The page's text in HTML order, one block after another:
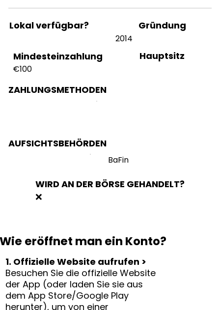
Lokal verfügbar? Gründung
2014
Mindesteinzahlung
€100
Hauptsitz
ZAHLUNGSMETHODEN
AUFSICHTSBEHÖRDEN
BaFin
WIRD AN DER BÖRSE GEHANDELT?
❌
Wie eröffnet man ein Konto?
1. Offizielle Website aufrufen >
Besuchen Sie die offizielle Website
der App (oder laden Sie sie aus
dem App Store/Google Play
herunter), um von einer